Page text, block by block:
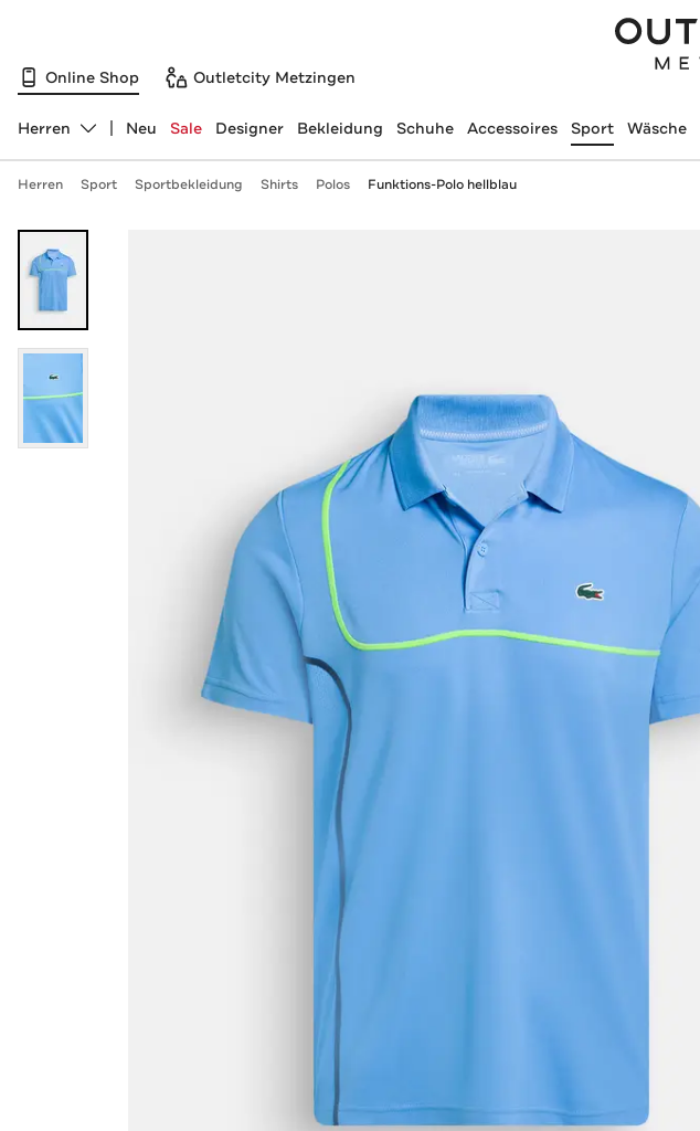
Online Shop Outletcity Metzingen
Abteilung ändern, ausgewählt:
Herren Neu Sale Designer Bekleidung Schuhe Accessoires Sport Wäsche
Herren Sport Sportbekleidung Shirts Polos Funktions-Polo hellblau